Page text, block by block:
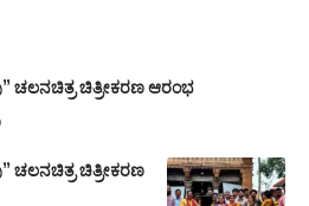
ಚಲನಚಿತ್ರ ಚಿತ್ರೀಕರಣ ಆರಂಭ
ಚಲನಚಿತ್ರ ಚಿತ್ರೀಕರಣ